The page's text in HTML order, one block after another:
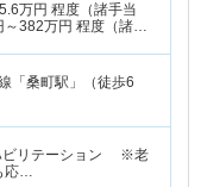
万円 程度（諸手当
～382万円 程度（諸手
「桑町駅」（徒歩6
ビリテーション ※老
応…